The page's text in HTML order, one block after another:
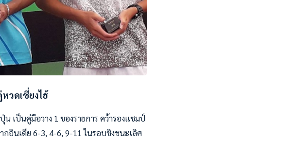
วดเซี่ยงไฮ้
เป็นคู่มือวาง 1 ของรายการ คว้ารองแชมป์
กอินเดีย 6-3, 4-6, 9-11 ในรอบชิงชนะเลิศ